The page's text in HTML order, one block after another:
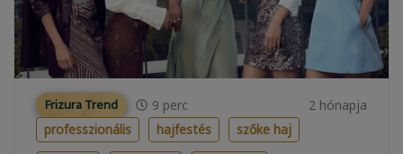
Frizura Trend 9 perc
2 hónapja
professzionális
hajfestés
szőke haj